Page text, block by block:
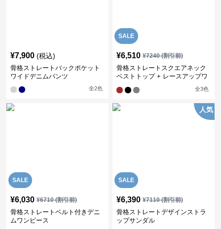
¥7,900 (税込)
骨格ストレートバックポケット
ワイドデニムパンツ
全2色
SALE
¥6,510 ¥7240(割引前)
骨格ストレートスクエアネック
ベストトップ + レースアップワ
イドレッグパンツセットアップ
全3色
SALE
¥6,030 ¥6710(割引前)
骨格ストレートベルト付きデニ
ムワンピース
SALE
人気
¥6,390 ¥7110(割引前)
骨格ストレートデザインストラ
ップサンダル